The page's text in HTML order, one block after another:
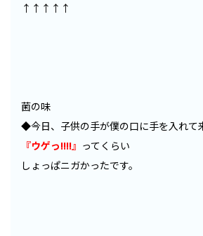
↑↑↑↑↑
菌の味
◆今日、子供の手が僕の口に手を入れて
『ウゲっ!!!!』 ってくらい
しょっぱニガかったです。